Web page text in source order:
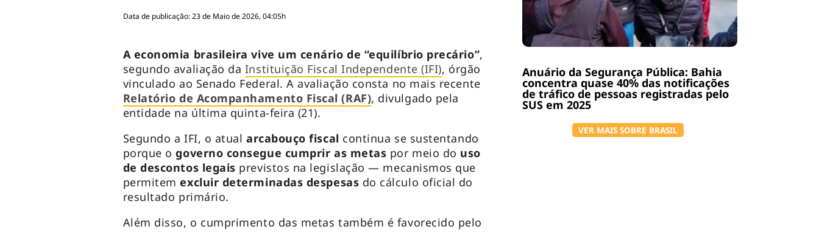
Anuário da Segurança Pública: Bahia
concentra quase 40% das notificações
de tráfico de pessoas registradas pelo
SUS em 2025
VER MAIS SOBRE BRASIL
Data de publicação: 23 de Maio de 2026, 04:05h
A economia brasileira vive um cenário de “equilíbrio precário”,
segundo avaliação da Instituição Fiscal Independente (IFI), órgão
vinculado ao Senado Federal. A avaliação consta no mais recente
Relatório de Acompanhamento Fiscal (RAF), divulgado pela
entidade na última quinta-feira (21).
Segundo a IFI, o atualarcabouço fiscal continua se sustentando
porque ogoverno consegue cumprir as metas por meio do uso
de descontos legais previstos na legislação — mecanismos que
permitemexcluir determinadas despesas do cálculo oficial do
resultado primário.
Além disso, o cumprimento das metas também é favorecido pelo